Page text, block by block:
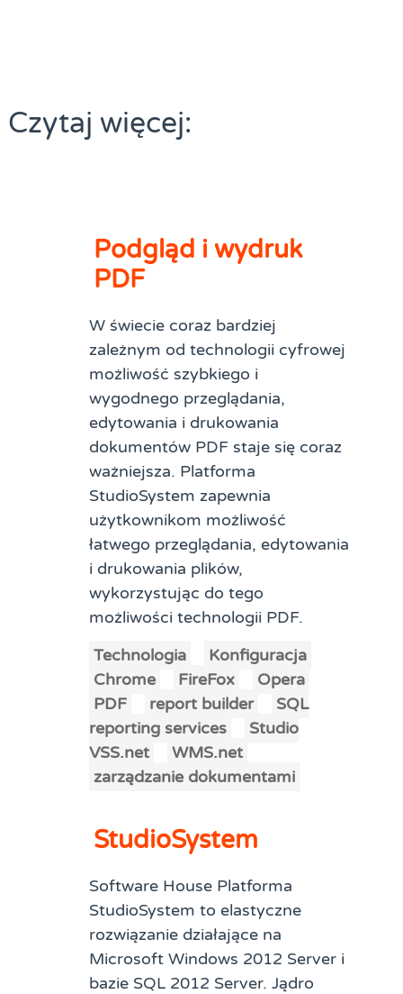
Czytaj więcej:
Podgląd i wydruk
PDF
W świecie coraz bardziej
zależnym od technologii cyfrowej
możliwość szybkiego i
wygodnego przeglądania,
edytowania i drukowania
dokumentów PDF staje się coraz
ważniejsza. Platforma
StudioSystem zapewnia
użytkownikom możliwość
łatwego przeglądania, edytowania
i drukowania plików,
wykorzystując do tego
możliwości technologii PDF.
Technologia
Konfiguracja
Chrome
FireFox
Opera
PDF
report builder
SQL
reporting services
Studio
VSS.net
WMS.net
zarządzanie dokumentami
StudioSystem
Software House Platforma
StudioSystem to elastyczne
rozwiązanie działające na
Microsoft Windows 2012 Server i
bazie SQL 2012 Server. Jądro